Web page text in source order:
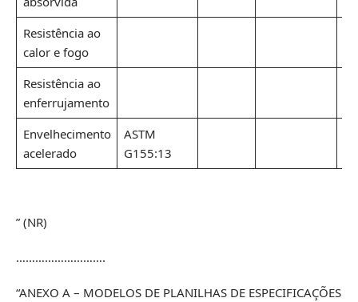
Resistência ao
calor e fogo
Resistência ao
enferrujamento
Envelhecimento
acelerado
ASTM
G155:13
” (NR)
……………………….
“ANEXO A – MODELOS DE PLANILHAS DE ESPECIFICAÇÕES